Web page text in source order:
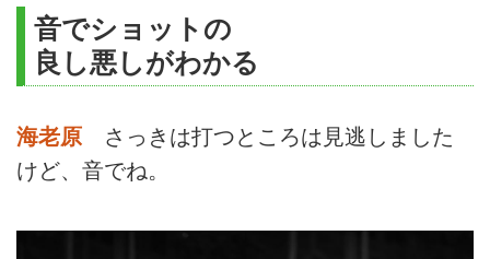
音でショットの
良し悪しがわかる
海老原 さっきは打つところは見逃しました
けど、音でね。